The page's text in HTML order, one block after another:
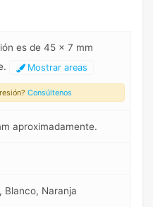
es de 45 x 7 mm
Mostrar areas
Consúltenos
aproximadamente.
Blanco, Naranja